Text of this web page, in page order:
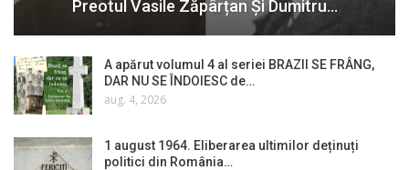
Preotul Vasile Zăpârțan Și Dumitru…
A apărut volumul 4 al seriei BRAZII SE FRÂNG,
DAR NU SE ÎNDOIESC de…
aug. 4, 2026
1 august 1964. Eliberarea ultimilor deținuți
politici din România…